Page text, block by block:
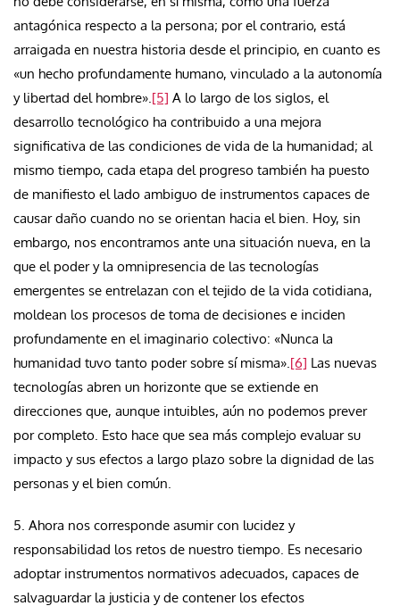
antagónica respecto a la persona; por el contrario, está
arraigada en nuestra historia desde el principio, en cuanto es
«un hecho profundamente humano, vinculado a la autonomía
y libertad del hombre».[5] A lo largo de los siglos, el
desarrollo tecnológico ha contribuido a una mejora
significativa de las condiciones de vida de la humanidad; al
mismo tiempo, cada etapa del progreso también ha puesto
de manifiesto el lado ambiguo de instrumentos capaces de
causar daño cuando no se orientan hacia el bien. Hoy, sin
embargo, nos encontramos ante una situación nueva, en la
que el poder y la omnipresencia de las tecnologías
emergentes se entrelazan con el tejido de la vida cotidiana,
moldean los procesos de toma de decisiones e inciden
profundamente en el imaginario colectivo: «Nunca la
humanidad tuvo tanto poder sobre sí misma».[6] Las nuevas
tecnologías abren un horizonte que se extiende en
direcciones que, aunque intuibles, aún no podemos prever
por completo. Esto hace que sea más complejo evaluar su
impacto y sus efectos a largo plazo sobre la dignidad de las
personas y el bien común.
5. Ahora nos corresponde asumir con lucidez y
responsabilidad los retos de nuestro tiempo. Es necesario
adoptar instrumentos normativos adecuados, capaces de
salvaguardar la justicia y de contener los efectos